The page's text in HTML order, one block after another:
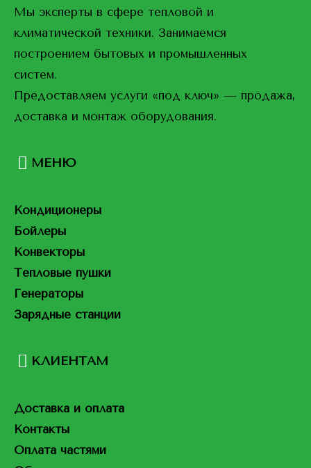
Мы эксперты в сфере тепловой и
климатической техники. Занимаемся
построением бытовых и промышленных
систем.
Предоставляем услуги «под ключ» — продажа,
доставка и монтаж оборудования.
МЕНЮ
Кондиционеры
Бойлеры
Конвекторы
Тепловые пушки
Генераторы
Зарядные станции
КЛИЕНТАМ
Доставка и оплата
Контакты
Оплата частями